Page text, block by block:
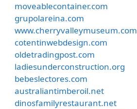
moveablecontainer.com
grupolareina.com
www.cherryvalleymuseum.com
cotentinwebdesign.com
oldetradingpost.com
ladiesunderconstruction.org
bebeslectores.com
australiantimberoil.net
dinosfamilyrestaurant.net